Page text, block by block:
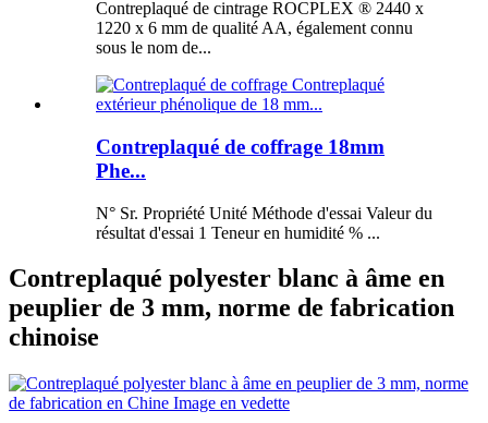
Contreplaqué de cintrage ROCPLEX ® 2440 x
1220 x 6 mm de qualité AA, également connu
sous le nom de...
Contreplaqué de coffrage 18mm
Phe...
N° Sr. Propriété Unité Méthode d'essai Valeur du
résultat d'essai 1 Teneur en humidité % ...
Contreplaqué polyester blanc à âme en
peuplier de 3 mm, norme de fabrication
chinoise